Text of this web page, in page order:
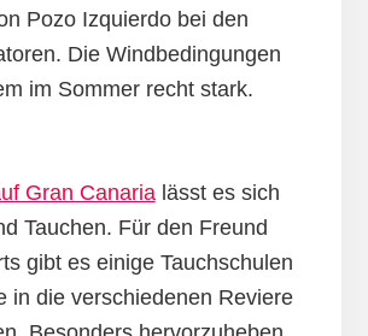
Pozo Izquierdo bei den
Die Windbedingungen
im Sommer recht stark.
Gran Canarialässt es sich
Tauchen. Für den Freund
gibt es einige Tauchschulen
in die verschiedenen Reviere